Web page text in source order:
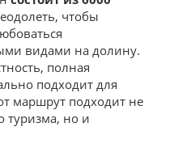
чтобы
видами на долину.
полная
подходит для
маршрут подходит не
туризма, но и